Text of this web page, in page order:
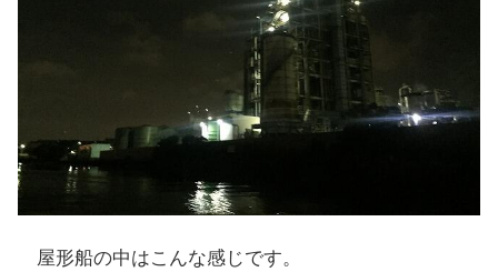
屋形船の中はこんな感じです。